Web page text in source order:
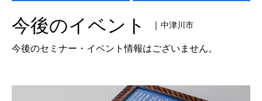
今後のイベント | 中津川市
今後のセミナー・イベント情報はございません。